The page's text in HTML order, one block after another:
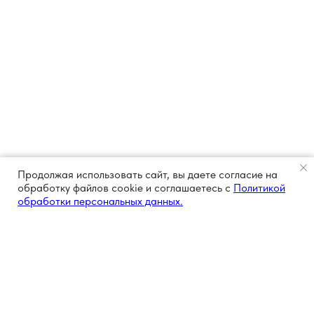
Продолжая использовать сайт, вы даете согласие на
обработку файлов cookie и соглашаетесь с Политикой
обработки персональных данных.